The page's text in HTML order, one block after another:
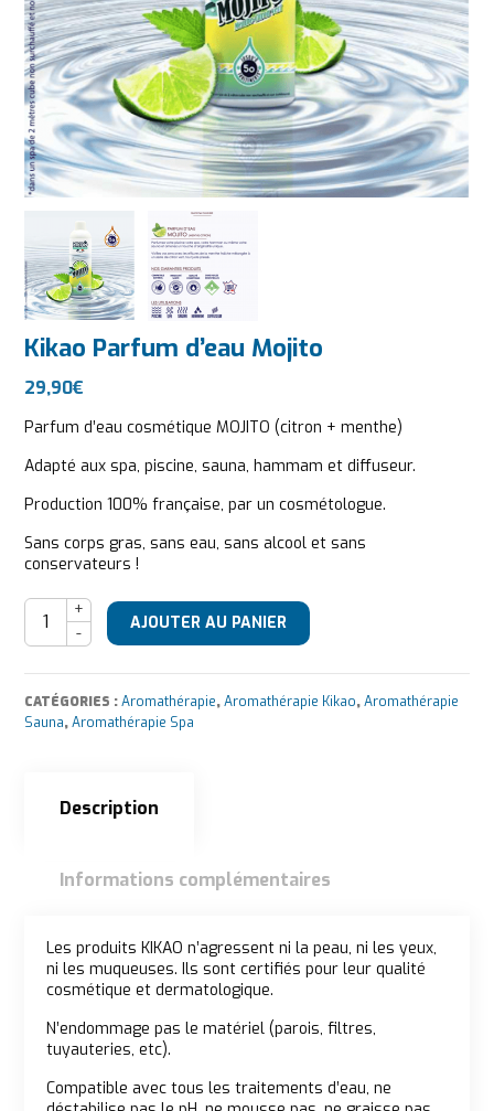
Kikao Parfum d’eau Mojito
29,90€
Parfum d’eau cosmétique MOJITO (citron + menthe)
Adapté aux spa, piscine, sauna, hammam et diffuseur.
Production 100% française, par un cosmétologue.
Sans corps gras, sans eau, sans alcool et sans
conservateurs !
quantité de Kikao Parfum d'eau Mojito
AJOUTER AU PANIER
CATÉGORIES :Aromathérapie,Aromathérapie Kikao,Aromathérapie
Sauna,Aromathérapie Spa
Description
Informations complémentaires
Description
Les produits KIKAO n’agressent ni la peau, ni les yeux,
ni les muqueuses. Ils sont certifiés pour leur qualité
cosmétique et dermatologique.
N’endommage pas le matériel (parois, filtres,
tuyauteries, etc).
Compatible avec tous les traitements d’eau, ne